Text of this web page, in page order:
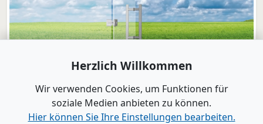
Herzlich Willkommen
Wir verwenden Cookies, um Funktionen für
soziale Medien anbieten zu können.
Hier können Sie Ihre Einstellungen bearbeiten.